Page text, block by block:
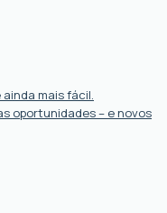
mais fácil.
oportunidades – e novos